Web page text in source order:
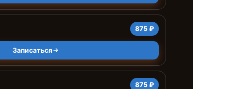
875 ₽
Записаться
875 ₽